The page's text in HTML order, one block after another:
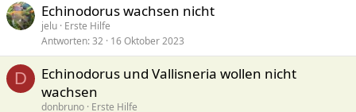
Echinodorus wachsen nicht
jelu Erste Hilfe
Antworten 32 16 Oktober 2023
D
Echinodorus und Vallisneria wollen nicht
wachsen
donbruno Erste Hilfe